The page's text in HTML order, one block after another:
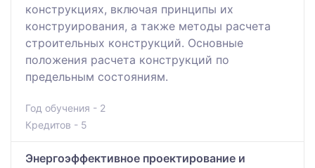
конструкциях, включая принципы их
конструирования, а также методы расчета
строительных конструкций. Основные
положения расчета конструкций по
предельным состояниям.
Год обучения - 2
Кредитов - 5
Энергоэффективное проектирование и